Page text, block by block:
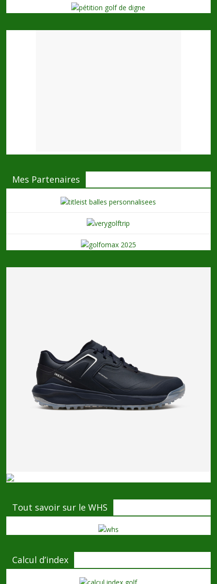
Mes Partenaires
Tout savoir sur le WHS
Calcul d’index